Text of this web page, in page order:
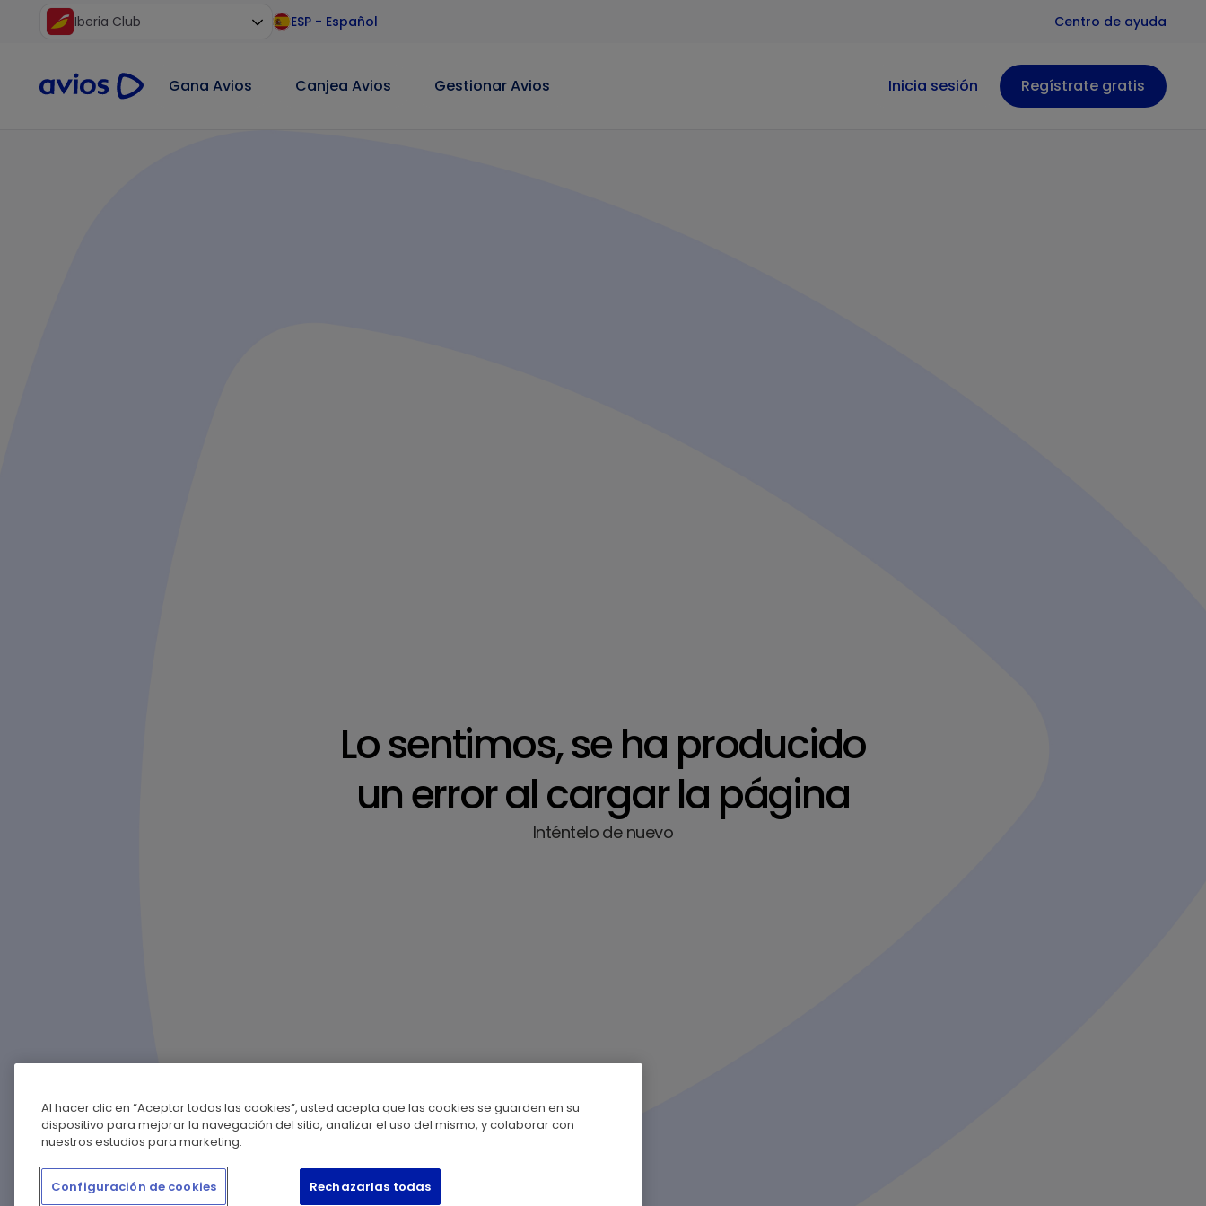
principal Iberia Club ESP - Español Centro de ayuda
Gana Avios Canjea Avios Gestionar Avios Inicia sesión Regístrate gratis
Lo sentimos, se ha producido
un error al cargar la página
Inténtelo de nuevo
Al hacer clic en “Aceptar todas las cookies”, usted acepta que las cookies se guarden en su
dispositivo para mejorar la navegación del sitio, analizar el uso del mismo, y colaborar con
nuestros estudios para marketing.
Rechazarlas todas
Configuración de cookies